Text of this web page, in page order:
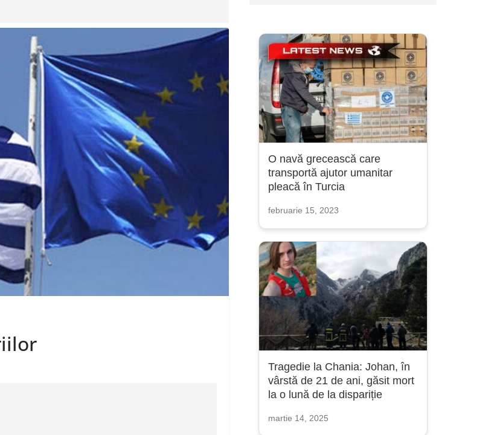
O navă grecească care
transportă ajutor umanitar
pleacă în Turcia
februarie 15, 2023
Tragedie la Chania: Johan, în
vârstă de 21 de ani, găsit mort
la o lună de la dispariție
martie 14, 2025